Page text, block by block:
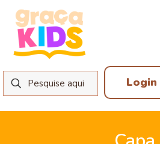
Login